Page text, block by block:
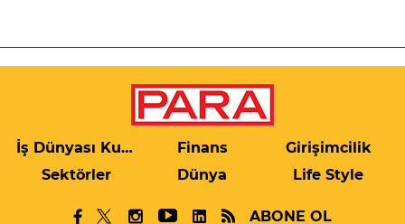
İş Dünyası Kulis Finans
Girişimcilik
Sektörler
Dünya Life Style
ABONE OL